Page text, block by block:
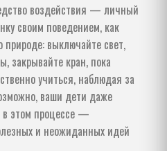
воздействия — личный
своим поведением, как
выключайте свет,
закрывайте кран, пока
учиться, наблюдая за
ваши дети даже
в этом процессе —
и неожиданных идей